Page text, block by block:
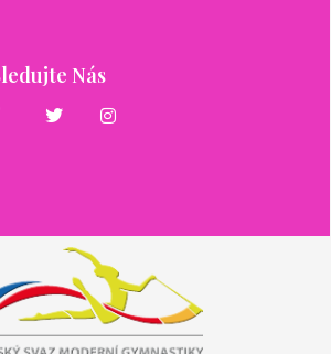
Nás